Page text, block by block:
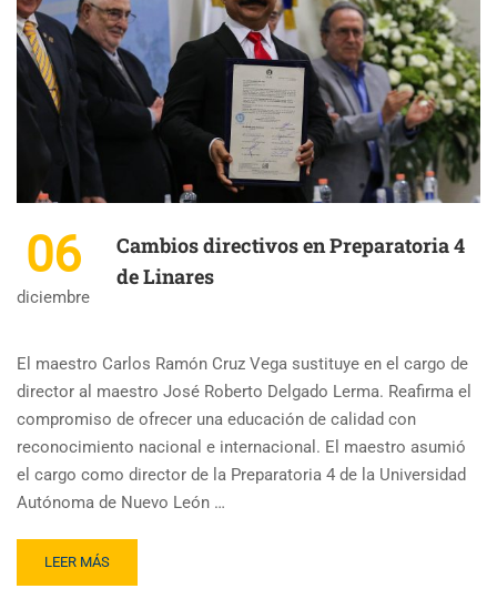
06
diciembre
Cambios directivos en Preparatoria 4
de Linares
El maestro Carlos Ramón Cruz Vega sustituye en el cargo de
director al maestro José Roberto Delgado Lerma. Reafirma el
compromiso de ofrecer una educación de calidad con
reconocimiento nacional e internacional. El maestro asumió
el cargo como director de la Preparatoria 4 de la Universidad
Autónoma de Nuevo León …
LEER MÁS